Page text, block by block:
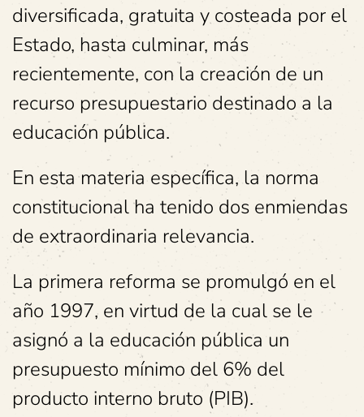
diversificada, gratuita y costeada por el
Estado, hasta culminar, más
recientemente, con la creación de un
recurso presupuestario destinado a la
educación pública.
En esta materia específica, la norma
constitucional ha tenido dos enmiendas
de extraordinaria relevancia.
La primera reforma se promulgó en el
año 1997, en virtud de la cual se le
asignó a la educación pública un
presupuesto mínimo del 6% del
producto interno bruto (PIB).